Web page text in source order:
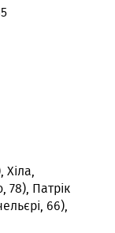
Хіла,
78), Патрік
66),